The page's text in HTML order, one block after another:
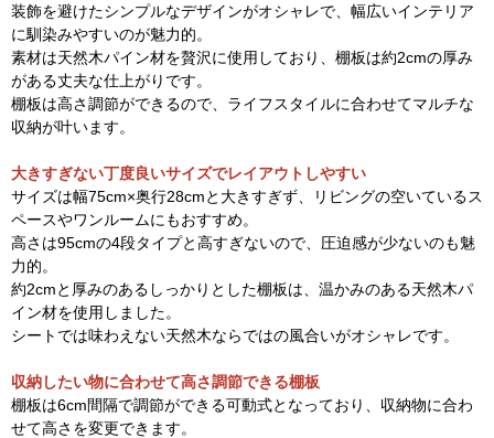
装飾を避けたシンプルなデザインがオシャレで、幅広いインテリア
に馴染みやすいのが魅力的。
素材は天然木パイン材を贅沢に使用しており、棚板は約2cmの厚み
がある丈夫な仕上がりです。
棚板は高さ調節ができるので、ライフスタイルに合わせてマルチな
収納が叶います。
大きすぎない丁度良いサイズでレイアウトしやすい
サイズは幅75cm×奥行28cmと大きすぎず、リビングの空いているス
ペースやワンルームにもおすすめ。
高さは95cmの4段タイプと高すぎないので、圧迫感が少ないのも魅
力的。
約2cmと厚みのあるしっかりとした棚板は、温かみのある天然木パ
イン材を使用しました。
シートでは味わえない天然木ならではの風合いがオシャレです。
収納したい物に合わせて高さ調節できる棚板
棚板は6cm間隔で調節ができる可動式となっており、収納物に合わ
せて高さを変更できます。